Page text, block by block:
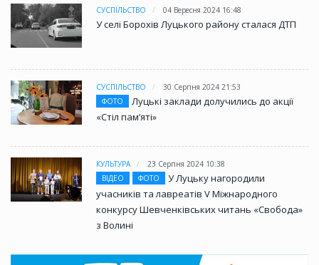
СУСПІЛЬСТВО 04 Вересня 2024 16:48
У селі Борохів Луцького району сталася ДТП
СУСПІЛЬСТВО
30 Серпня 2024 21:53
ФОТО
Луцькі заклади долучились до акції
«Стіл памʼяті»
КУЛЬТУРА
23 Серпня 2024 10:38
ВІДЕО
ФОТО
У Луцьку нагородили
учасників та лавреатів V Міжнародного
конкурсу Шевченківських читань «Свобода»
з Волині